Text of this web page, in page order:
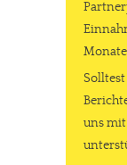
Solltest
uns